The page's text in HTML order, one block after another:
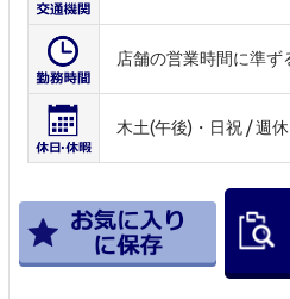
店舗の営業時間に準ず
木土(午後)・日祝 / 週